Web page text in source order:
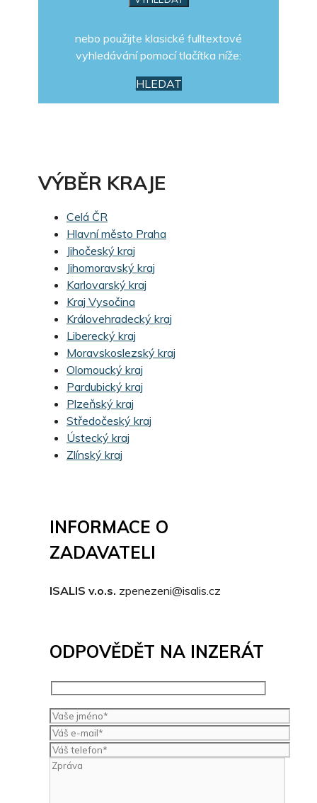
nebo použijte klasické fulltextové
vyhledávání pomocí tlačítka níže:
HLEDAT
VÝBĚR KRAJE
Celá ČR
Hlavní město Praha
Jihočeský kraj
Jihomoravský kraj
Karlovarský kraj
Kraj Vysočina
Královehradecký kraj
Liberecký kraj
Moravskoslezský kraj
Olomoucký kraj
Pardubický kraj
Plzeňský kraj
Středočeský kraj
Ústecký kraj
Zlínský kraj
INFORMACE O
ZADAVATELI
ISALIS v.o.s. zpenezeni@isalis.cz
ODPOVĚDĚT NA INZERÁT